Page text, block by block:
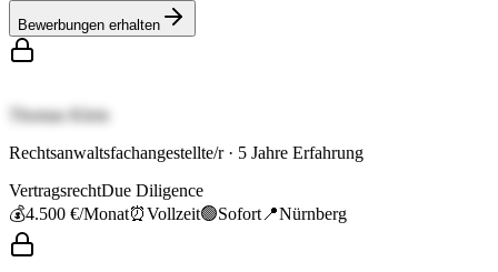
Bewerbungen erhalten
Thomas Klein
Rechtsanwaltsfachangestellte/r· 5 Jahre Erfahrung
VertragsrechtDue Diligence
💰4.500 €/Monat⏰Vollzeit🟢Sofort 📍Nürnberg